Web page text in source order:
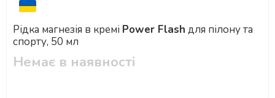
Рідка магнезія в кремі Power Flash для пілону та
спорту, 50 мл
Немає в наявності